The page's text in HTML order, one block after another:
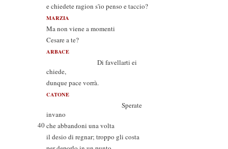
e chiedete ragion s'io penso e taccio?
MARZIA
Ma non viene a momenti
Cesare a te?
ARBACE
Di favellarti ei
chiede,
dunque pace vorrà.
CATONE
Sperate
invano
40che abbandoni una volta
il desio di regnar; troppo gli costa